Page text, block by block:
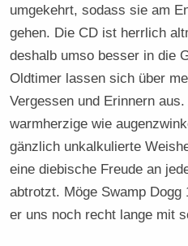
umgekehrt, sodass sie am
gehen. Die CD ist herrlich
deshalb umso besser in die
Oldtimer lassen sich über
Vergessen und Erinnern
warmherzige wie
gänzlich unkalkulierte
eine diebische Freude an
abtrotzt. Möge Swamp
er uns noch recht lange mit